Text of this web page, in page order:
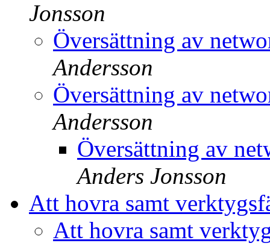
Jonsson
Översättning av
Andersson
Översättning av
Andersson
Översättning av
Anders Jonsson
Att hovra samt
Att hovra samt